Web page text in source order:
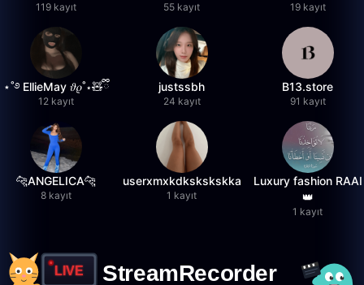
119 kayıt 55 kayıt 19 kayıt
⋆˚࿔ EllieMay 𝜗𝜚˚⋆🧸ྀི
12 kayıt
justssbh
24 kayıt
B13.store
91 kayıt
🐆ANGELICA🐆
8 kayıt
userxmxkdkskskskka
1 kayıt
Luxury fashion RAAI
👑
1 kayıt